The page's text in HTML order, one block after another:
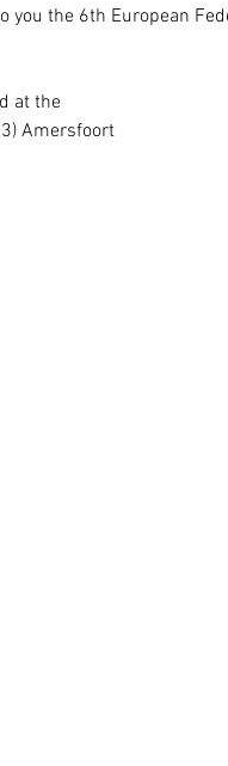
you the 6th European
at the
Amersfoort